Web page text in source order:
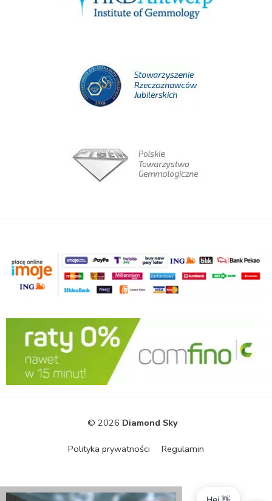
© 2026 Diamond Sky
Polityka prywatności Regulamin